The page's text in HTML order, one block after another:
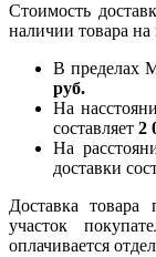
Стоимость
наличии товара на
В пределах
руб.
На
составляет 2
На
доставки
Доставка товара
участок
оплачивается